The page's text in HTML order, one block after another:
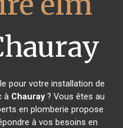
pour votre installation de
à Chauray? Vous êtes au
en plomberie propose
à vos besoins en